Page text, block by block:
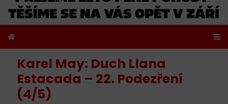
Karel May: Duch Llana
Estacada – 22. Podezření
(4/5)